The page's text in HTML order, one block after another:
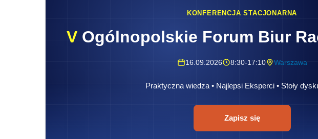
KONFERENCJA STACJONARNA
V Ogólnopolskie Forum Biur
16.09.2026 8:30-17:10 Warszawa
Praktyczna wiedza • Najlepsi Eksperci • Stoły
Zapisz się